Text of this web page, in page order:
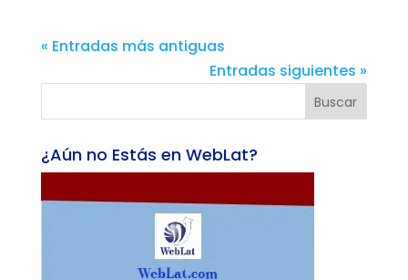
« Entradas más antiguas
Entradas siguientes »
Buscar
¿Aún no Estás en WebLat?